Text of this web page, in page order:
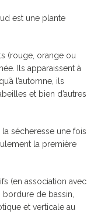
est une plante
(rouge, orange ou
Ils apparaissent à
l’automne, ils
et bien d’autres
sécheresse une fois
la première
(en association avec
de bassin,
et verticale au